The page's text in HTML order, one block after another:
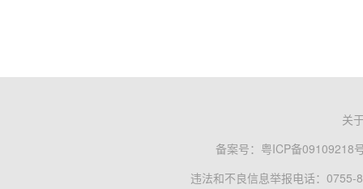
关
备案号： 粤ICP备09109218
违法和不良信息举报电话：0755-